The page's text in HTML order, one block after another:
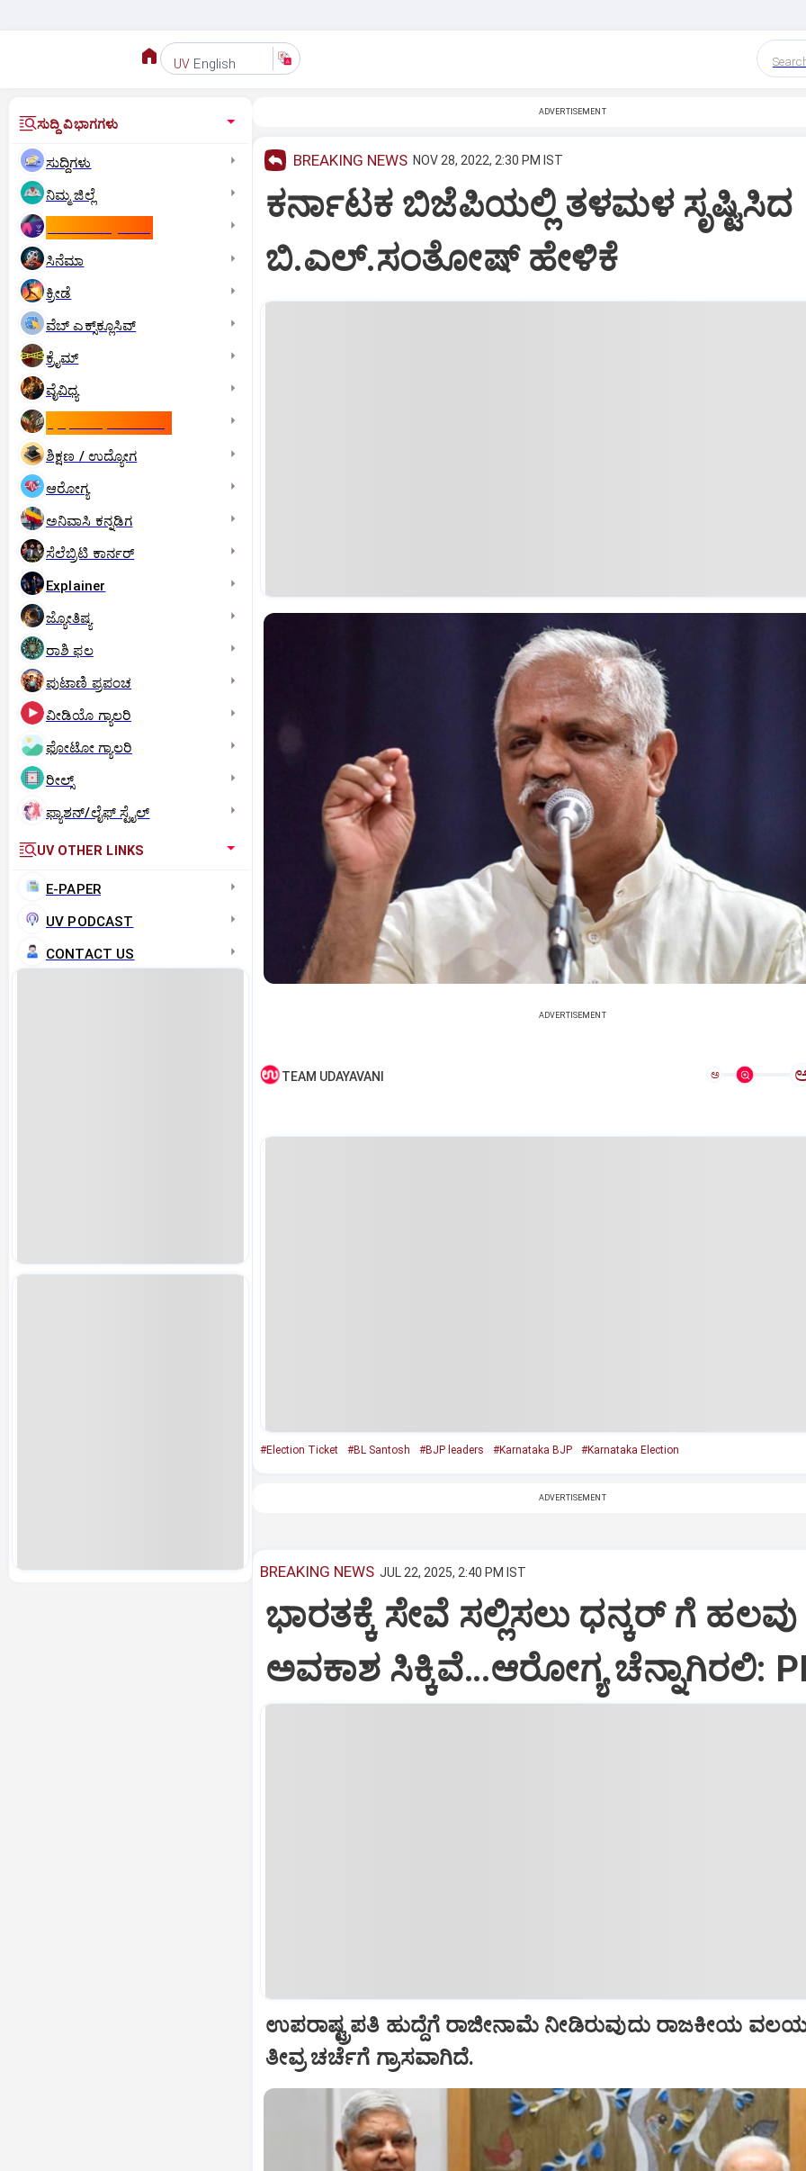
UV English
ಸುದ್ದಿ ವಿಭಾಗಗಳು
ಸುದ್ದಿಗಳು
ನಿಮ್ಮ ಜಿಲ್ಲೆ
ಸಿನೆಮಾ
ಕ್ರೀಡೆ
ವೆಬ್ ಎಕ್ಸ್‌ಕ್ಲೂಸಿವ್
ಕ್ರೈಮ್
ವೈವಿಧ್ಯ
ಶಿಕ್ಷಣ / ಉದ್ಯೋಗ
ಆರೋಗ್ಯ
ಅನಿವಾಸಿ ಕನ್ನಡಿಗ
ಸೆಲೆಬ್ರಿಟಿ ಕಾರ್ನರ್‌
Explainer
ಜ್ಯೋತಿಷ್ಯ
ರಾಶಿ ಫಲ
ಪುಟಾಣಿ ಪ್ರಪಂಚ
ವೀಡಿಯೊ ಗ್ಯಾಲರಿ
ಫೋಟೋ ಗ್ಯಾಲರಿ
ರೀಲ್ಸ್
ಫ್ಯಾಶನ್/ಲೈಫ್‌ ಸ್ಟೈಲ್
UV OTHER LINKS
E-PAPER
UV PODCAST
CONTACT US
ADVERTISEMENT
BREAKING NEWS NOV 28, 2022, 2:30 PM IST
ಕರ್ನಾಟಕ ಬಿಜೆಪಿಯಲ್ಲಿ ತಳಮಳ ಸೃಷ್ಟಿಸಿದ
ಬಿ.ಎಲ್.ಸಂತೋಷ್ ಹೇಳಿಕೆ
ADVERTISEMENT
TEAM UDAYAVANI ಅ
#Election Ticket #BL Santosh #BJP leaders #Karnataka BJP #Karnataka Election
ADVERTISEMENT
BREAKING NEWS JUL 22, 2025, 2:40 PM IST
ಭಾರತಕ್ಕೆ ಸೇವೆ ಸಲ್ಲಿಸಲು ಧನ್ಕರ್‌ ಗೆ ಹಲವು
ಅವಕಾಶ ಸಿಕ್ಕಿವೆ…ಆರೋಗ್ಯ ಚೆನ್ನಾಗಿರಲಿ:
ಉಪರಾಷ್ಟ್ರಪತಿ ಹುದ್ದೆಗೆ ರಾಜೀನಾಮೆ ನೀಡಿರುವುದು ರಾಜಕೀಯ
ತೀವ್ರ ಚರ್ಚೆಗೆ ಗ್ರಾಸವಾಗಿದೆ.